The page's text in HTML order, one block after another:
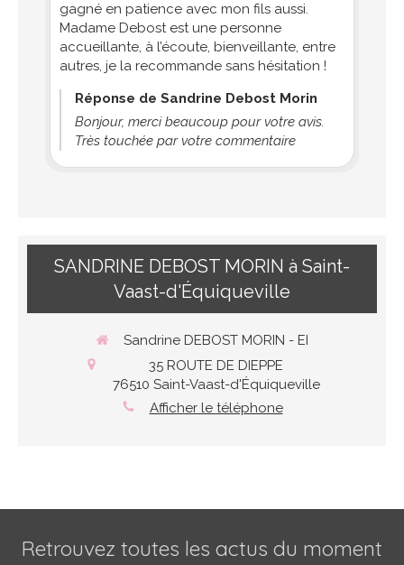
gagné en patience avec mon fils aussi.
Madame Debost est une personne
accueillante, à l’écoute, bienveillante, entre
autres, je la recommande sans hésitation !
Réponse de Sandrine Debost Morin
Bonjour, merci beaucoup pour votre avis.
Très touchée par votre commentaire
SANDRINE DEBOST MORIN à Saint-
Vaast-d'Équiqueville
Sandrine DEBOST MORIN - EI
35 ROUTE DE DIEPPE
76510 Saint-Vaast-d'Équiqueville
Afficher le téléphone
Retrouvez toutes les actus du moment